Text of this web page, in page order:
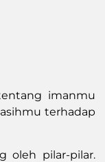
imanmu
terhadap
oleh pilar-pilar.